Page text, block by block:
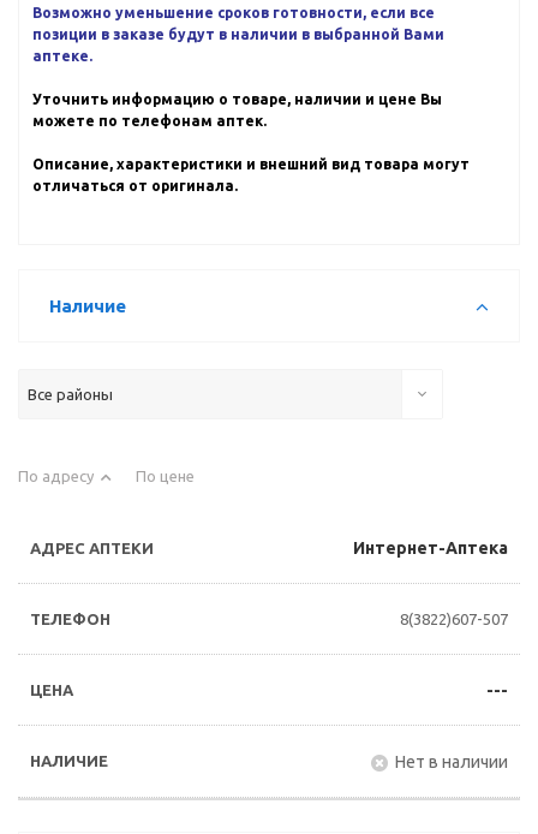
Возможно уменьшение сроков готовности, если все
позиции в заказе будут в наличии в выбранной Вами
аптеке.
Уточнить информацию о товаре, наличии и цене Вы
можете по телефонам аптек.
Описание, характеристики и внешний вид товара могут
отличаться от оригинала.
Наличие
Все районы
По адресу По цене
Интернет-Аптека
8(3822)607-507
---
Нет в наличии